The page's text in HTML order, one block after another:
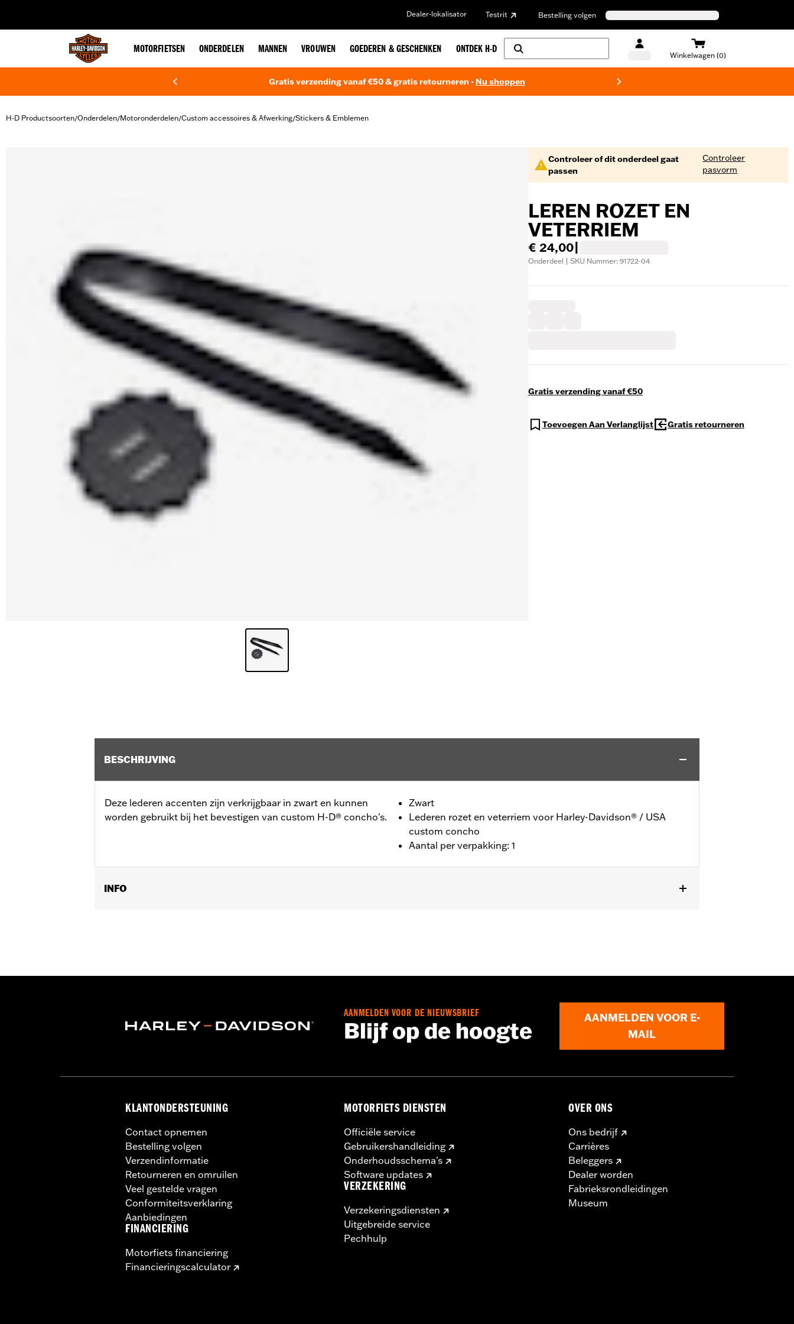
Dealer-lokalisator Testrit Bestelling volgen
MOTORFIETSEN ONDERDELEN MANNEN VROUWEN GOEDEREN & GESCHENKEN ONTDEK H-D
Winkelwagen (0)
Gratis verzending vanaf €50 & gratis retourneren - Nu shoppen
H-D Productsoorten/Onderdelen/Motoronderdelen/Custom accessoires & Afwerking/Stickers & Emblemen
Controleer of dit onderdeel gaat
passen
Controleer
pasvorm
LEREN ROZET EN
VETERRIEM
€ 24,00
Onderdeel | SKU Nummer: 91722-04
Gratis verzending vanaf €50
Toevoegen Aan Verlanglijst Gratis retourneren
BESCHRIJVING
Deze lederen accenten zijn verkrijgbaar in zwart en kunnen
worden gebruikt bij het bevestigen van custom H-D® concho's.
Zwart
Lederen rozet en veterriem voor Harley-Davidson® / USA
custom concho
Aantal per verpakking: 1
INFO
Per stuk verkocht:Elk
AANMELDEN VOOR DE NIEUWSBRIEF
Blijf op de hoogte
AANMELDEN VOOR E-
MAIL
KLANTONDERSTEUNING
Contact opnemen
Bestelling volgen
Verzendinformatie
Retourneren en omruilen
Veel gestelde vragen
Conformiteitsverklaring
Aanbiedingen
FINANCIERING
Motorfiets financiering
Financieringscalculator
MOTORFIETS DIENSTEN
Officiële service
Gebruikershandleiding
Onderhoudsschema's
Software updates
VERZEKERING
Verzekeringsdiensten
Uitgebreide service
Pechhulp
OVER ONS
Ons bedrijf
Carrières
Beleggers
Dealer worden
Fabrieksrondleidingen
Museum